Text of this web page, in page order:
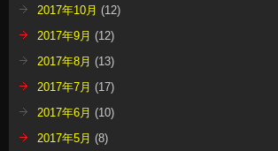
2017年10月 (12)
2017年9月 (12)
2017年8月 (13)
2017年7月 (17)
2017年6月 (10)
2017年5月 (8)